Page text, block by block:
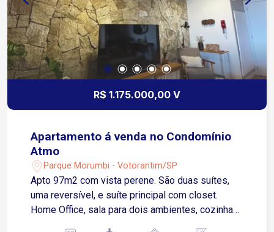
R$ 1.175.000,00 V
Apartamento á venda no Condomínio
Atmo
Parque Morumbi - Votorantim/SP
Apto 97m2 com vista perene. São duas suítes,
uma reversível, e suíte principal com closet.
Home Office, sala para dois ambientes, cozinha